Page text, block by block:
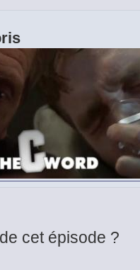
cet épisode ?